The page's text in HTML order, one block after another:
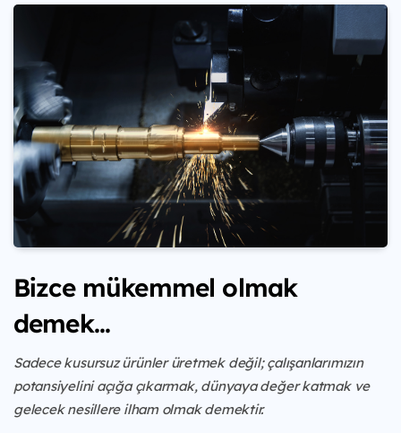
Bizce mükemmel olmak
demek...
Sadece kusursuz ürünler üretmek değil; çalışanlarımızın
potansiyelini açığa çıkarmak, dünyaya değer katmak ve
gelecek nesillere ilham olmak demektir.